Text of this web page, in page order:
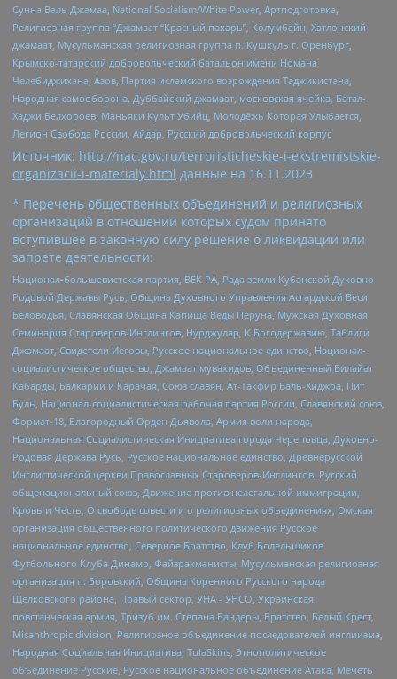
Сунна Валь Джамаа, National Socialism/White Power, Артподготовка,
Религиозная группа “Джамаат “Красный пахарь”, Колумбайн, Хатлонский
джамаат, Мусульманская религиозная группа п. Кушкуль г. Оренбург,
Крымско-татарский добровольческий батальон имени Номана
Челебиджихана, Азов, Партия исламского возрождения Таджикистана,
Народная самооборона, Дуббайский джамаат, московская ячейка, Батал-
Хаджи Белхороев, Маньяки Культ Убийц, Молодёжь Которая Улыбается,
Легион Свобода России, Айдар, Русский добровольческий корпус
Источник: http://nac.gov.ru/terroristicheskie-i-ekstremistskie-
organizacii-i-materialy.html данные на 16.11.2023
* Перечень общественных объединений и религиозных
организаций в отношении которых судом принято
вступившее в законную силу решение о ликвидации или
запрете деятельности:
Национал-большевистская партия, ВЕК РА, Рада земли Кубанской Духовно
Родовой Державы Русь, Община Духовного Управления Асгардской Веси
Беловодья, Славянская Община Капища Веды Перуна, Мужская Духовная
Семинария Староверов-Инглингов, Нурджулар, К Богодержавию, Таблиги
Джамаат, Свидетели Иеговы, Русское национальное единство, Национал-
социалистическое общество, Джамаат мувахидов, Объединенный Вилайат
Кабарды, Балкарии и Карачая, Союз славян, Ат-Такфир Валь-Хиджра, Пит
Буль, Национал-социалистическая рабочая партия России, Славянский союз,
Формат-18, Благородный Орден Дьявола, Армия воли народа,
Национальная Социалистическая Инициатива города Череповца, Духовно-
Родовая Держава Русь, Русское национальное единство, Древнерусской
Инглистической церкви Православных Староверов-Инглингов, Русский
общенациональный союз, Движение против нелегальной иммиграции,
Кровь и Честь, О свободе совести и о религиозных объединениях, Омская
организация общественного политического движения Русское
национальное единство, Северное Братство, Клуб Болельщиков
Футбольного Клуба Динамо, Файзрахманисты, Мусульманская религиозная
организация п. Боровский, Община Коренного Русского народа
Щелковского района, Правый сектор, УНА - УНСО, Украинская
повстанческая армия, Тризуб им. Степана Бандеры, Братство, Белый Крест,
Misanthropic division, Религиозное объединение последователей инглиизма,
Народная Социальная Инициатива, TulaSkins, Этнополитическое
объединение Русские, Русское национальное объединение Атака, Мечеть